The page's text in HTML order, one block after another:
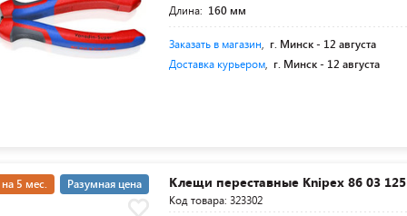
Длина: 160 мм
Заказать в магазин г. Минск - 12 августа
Доставка курьером г. Минск - 12 августа
5 мес. Разумная цена Клещи переставные Knipex 86 03 125
Код товара: 323302